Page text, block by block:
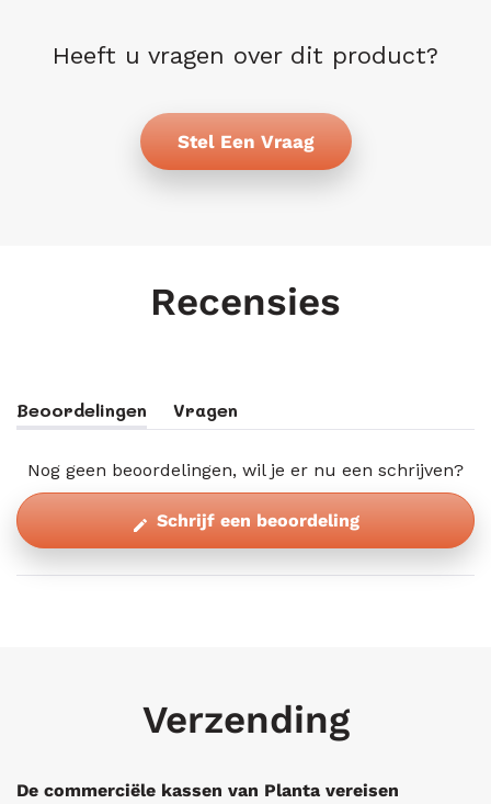
Heeft u vragen over dit product?
Stel Een Vraag
Recensies
Beoordelingen
(tabblad
Vragen
(tabblad
Nog geen beoordelingen, wil je er nu een schrijven?
Schrijf een beoordeling(Opent
in
een
Verzending
De commerciële kassen van Planta vereisen